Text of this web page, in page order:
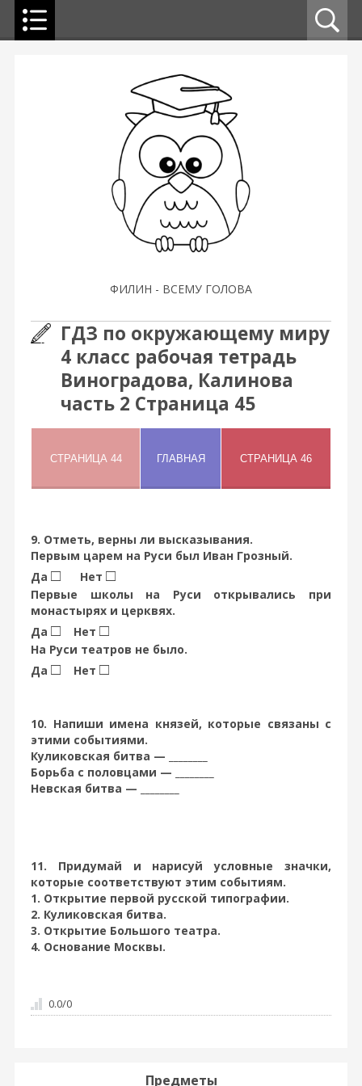
ФИЛИН - ВСЕМУ ГОЛОВА
ГДЗ по окружающему миру
4 класс рабочая тетрадь
Виноградова, Калинова
часть 2 Страница 45
9. Отметь, верны ли высказывания.
Первым царем на Руси был Иван Грозный.
Да □ Нет □
Первые школы на Руси открывались при
монастырях и церквях.
Да □ Нет □
На Руси театров не было.
Да □ Нет □
10. Напиши имена князей, которые связаны с
этими событиями.
Куликовская битва — ________
Борьба с половцами — ________
Невская битва — ________
11. Придумай и нарисуй условные значки,
которые соответствуют этим событиям.
1. Открытие первой русской типографии.
2. Куликовская битва.
3. Открытие Большого театра.
4. Основание Москвы.
0.0/0
Предметы